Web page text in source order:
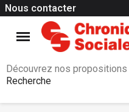
Nous contacter
Découvrez nos propositions
Recherche